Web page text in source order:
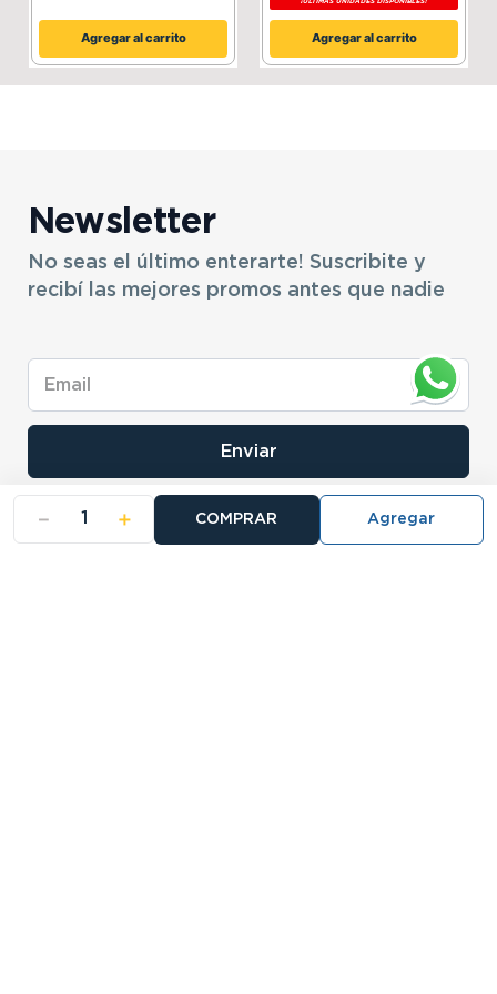
＋
－ COMPRAR
Agregar al carrito Agregar al carrito
Newsletter
No seas el último enterarte! Suscribite y
recibí las mejores promos antes que nadie
Enviar